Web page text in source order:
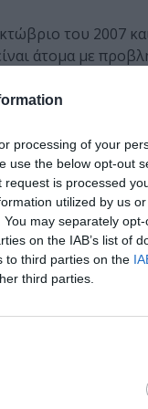
processing of your
use the below opt-out
is processed
utilized by us
may separately
on the IAB’s list of
to third parties on the
third parties.
του 2007
άτομα με
ατόμων με
κέντρουAthens
από τη 01:01.
από τις 10:00